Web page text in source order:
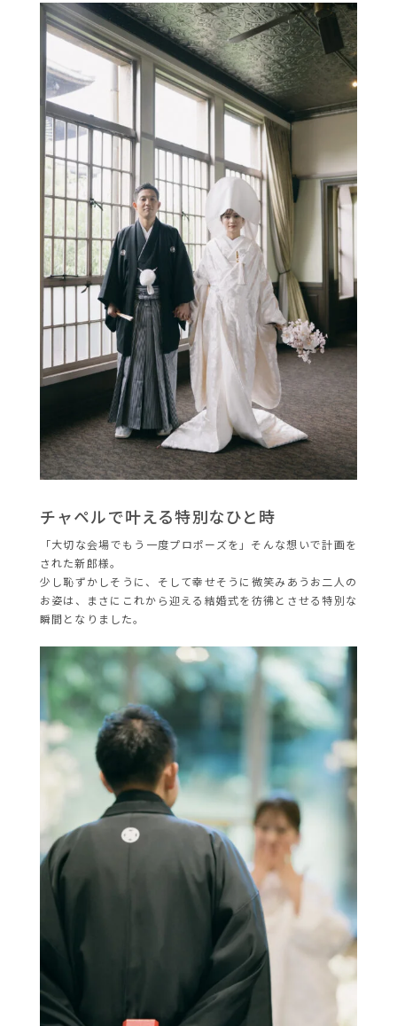
チャペルで叶える特別なひと時
「大切な会場でもう一度プロポーズを」そんな想いで計画を
された新郎様。
少し恥ずかしそうに、そして幸せそうに微笑みあうお二人の
お姿は、まさにこれから迎える結婚式を彷彿とさせる特別な
瞬間となりました。